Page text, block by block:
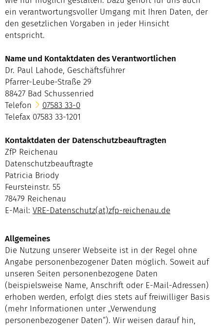
ein verantwortungsvoller Umgang mit Ihren Daten, der
den gesetzlichen Vorgaben in jeder Hinsicht
entspricht.
Name und Kontaktdaten des Verantwortlichen
Dr. Paul Lahode, Geschäftsführer
Pfarrer-Leube-Straße 29
88427 Bad Schussenried
Telefon
07583 33-0
Telefax 07583 33-1201
Kontaktdaten der Datenschutzbeauftragten
ZfP Reichenau
Datenschutzbeauftragte
Patricia Briody
Feursteinstr. 55
78479 Reichenau
E-Mail: VRE-Datenschutz(at)zfp-reichenau.de
Allgemeines
Die Nutzung unserer Webseite ist in der Regel ohne
Angabe personenbezogener Daten möglich. Soweit auf
unseren Seiten personenbezogene Daten
(beispielsweise Name, Anschrift oder E-Mail-Adressen)
erhoben werden, erfolgt dies stets auf freiwilliger Basis
(mehr Informationen unter „Verwendung
personenbezogener Daten“). Wir weisen darauf hin,